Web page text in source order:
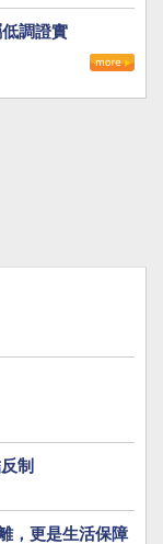
調證實
制
，更是生活保障